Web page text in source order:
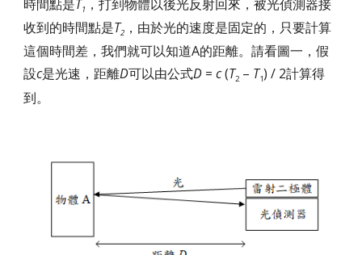
時間點是T1 ，打到物體以後光反射回來，被光偵測器接
收到的時間點是T2 ，由於光的速度是固定的，只要計算
這個時間差，我們就可以知道A的距離。請看圖一，假
設c是光速，距離D可以由公式D =c(T2 – T1) / 2計算得
到。